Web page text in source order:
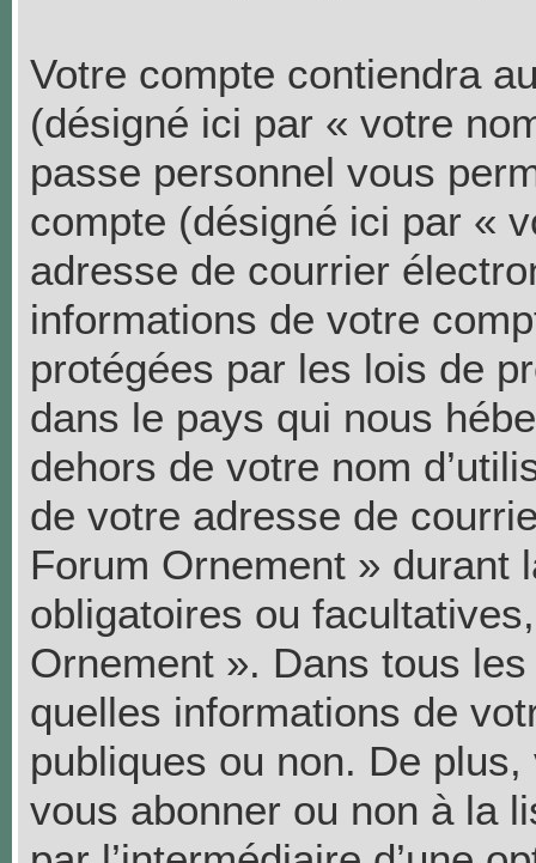
Votre compte contiendra
(désigné ici par « votre
passe personnel vous
compte (désigné ici par «
adresse de courrier
informations de votre
protégées par les lois de
dans le pays qui nous
dehors de votre nom
de votre adresse de
Forum Ornement » durant
obligatoires ou
Ornement ». Dans tous
quelles informations de
publiques ou non. De
vous abonner ou non à la